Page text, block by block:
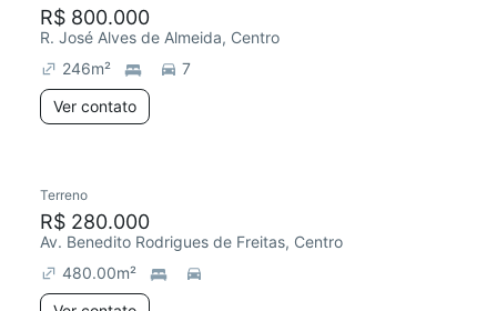
R$ 800.000
R. José Alves de Almeida, Centro
246m²
7
Ver contato
Terreno
R$ 280.000
Av. Benedito Rodrigues de Freitas, Centro
480.00m²